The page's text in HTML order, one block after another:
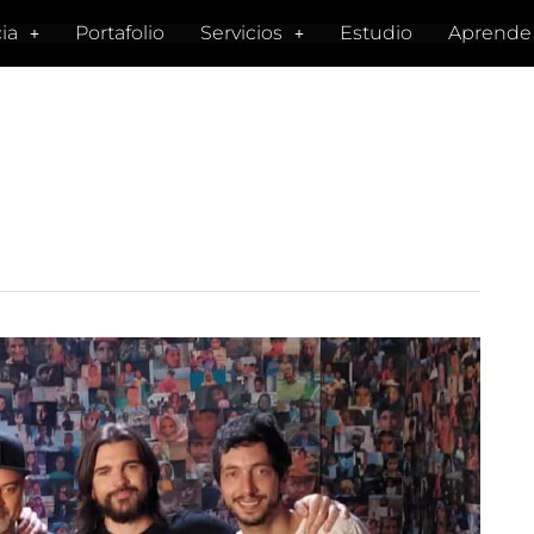
Portafolio Servicios Estudio Aprende